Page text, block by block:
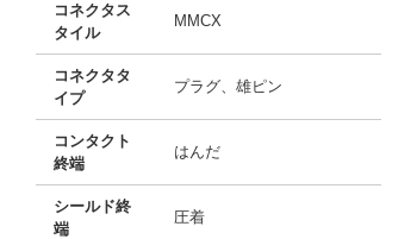
コネクタス
タイル
MMCX
コネクタタ
イプ
プラグ、雄ピン
コンタクト
終端
はんだ
シールド終
端
圧着